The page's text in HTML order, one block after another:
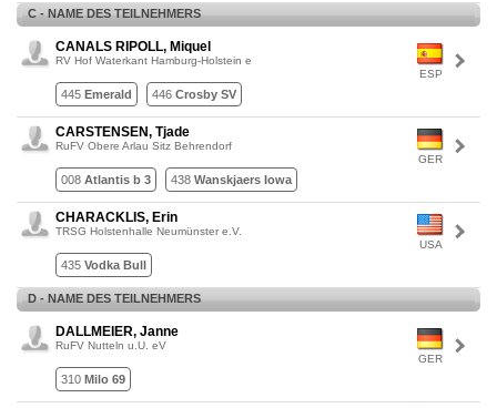
C - NAME DES TEILNEHMERS
ESP
CANALS RIPOLL, Miquel
RV Hof Waterkant Hamburg-Holstein e
445 Emerald 446 Crosby SV
GER
CARSTENSEN, Tjade
RuFV Obere Arlau Sitz Behrendorf
008 Atlantis b 3 438 Wanskjaers Iowa
USA
CHARACKLIS, Erin
TRSG Holstenhalle Neumünster e.V.
435 Vodka Bull
D - NAME DES TEILNEHMERS
GER
DALLMEIER, Janne
RuFV Nutteln u.U. eV
310 Milo 69